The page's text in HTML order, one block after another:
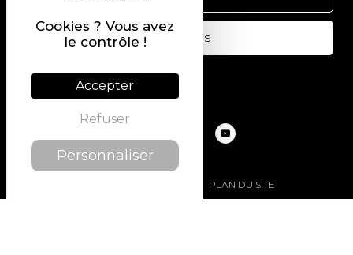
Cookies ? Vous avez
le contrôle !
Accepter
Refuser
Personnaliser
Suivez-nous sur
PLAN DU SITE